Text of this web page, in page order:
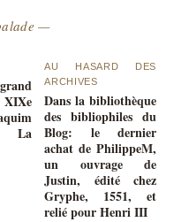
—
La
AU HASARD DES
ARCHIVES
Dans la bibliothèque
des bibliophiles du
Blog: le dernier
achat de PhilippeM,
un ouvrage de
Justin, édité chez
Gryphe, 1551, et
relié pour Henri III